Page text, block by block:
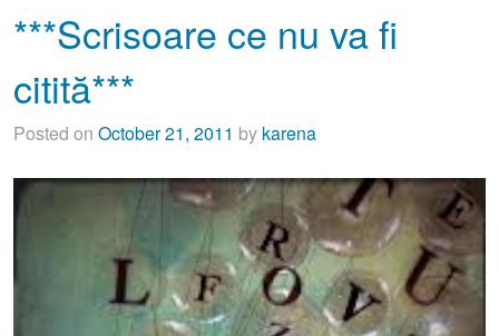
***Scrisoare ce nu va fi
citită***
Posted on October 21, 2011 by karena